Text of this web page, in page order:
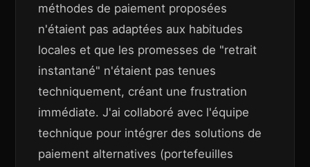
méthodes de paiement proposées
n'étaient pas adaptées aux habitudes
locales et que les promesses de "retrait
instantané" n'étaient pas tenues
techniquement, créant une frustration
immédiate. J'ai collaboré avec l'équipe
technique pour intégrer des solutions de
paiement alternatives (portefeuilles